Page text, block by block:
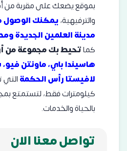
بموقع يضعك على مقربة من
والترفيهية،يمكنك الوصول
مدينة العلمين الجديدة
كماتحيط بك مجموعة من
هاسيندا باي، ماونتن فيو،
لافيستا رأس الحكمة
كيلومترات فقط، لتستمتع
بالحياة والخدمات.
تواصل معنا الان